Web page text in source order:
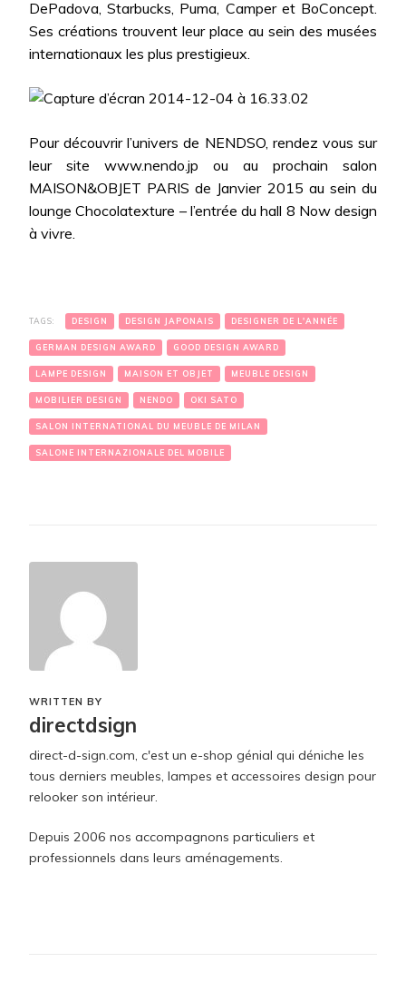
DePadova, Starbucks, Puma, Camper et BoConcept.
Ses créations trouvent leur place au sein des musées
internationaux les plus prestigieux.
Pour découvrir l’univers de NENDSO, rendez vous sur
leur site www.nendo.jp ou au prochain salon
MAISON&OBJET PARIS de Janvier 2015 au sein du
lounge Chocolatexture – l’entrée du hall 8 Now design
à vivre.
TAGS: DESIGN DESIGN JAPONAIS DESIGNER DE L'ANNÉE
GERMAN DESIGN AWARD GOOD DESIGN AWARD
LAMPE DESIGN MAISON ET OBJET MEUBLE DESIGN
MOBILIER DESIGN NENDO OKI SATO
SALON INTERNATIONAL DU MEUBLE DE MILAN
SALONE INTERNAZIONALE DEL MOBILE
WRITTEN BY
directdsign
direct-d-sign.com, c'est un e-shop génial qui déniche les
tous derniers meubles, lampes et accessoires design pour
relooker son intérieur.
Depuis 2006 nos accompagnons particuliers et
professionnels dans leurs aménagements.